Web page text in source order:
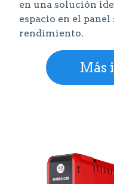
en una solución
espacio en el
rendimiento.
Más